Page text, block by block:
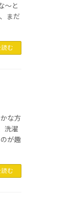
～と
まだ
む
な方
洗濯
が趣
む